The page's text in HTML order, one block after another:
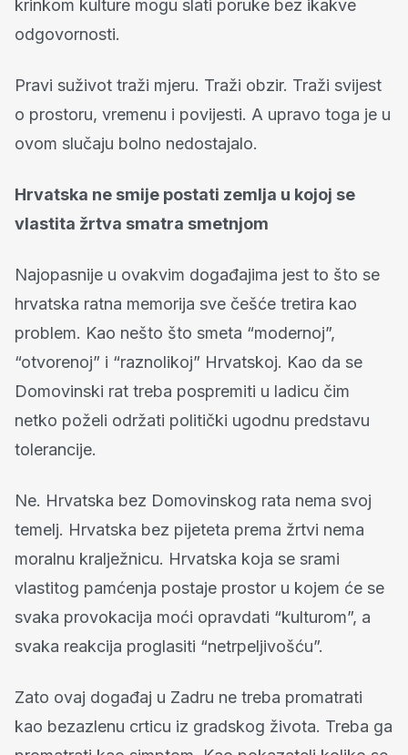
krinkom kulture mogu slati poruke bez ikakve
odgovornosti.
Pravi suživot traži mjeru. Traži obzir. Traži svijest
o prostoru, vremenu i povijesti. A upravo toga je u
ovom slučaju bolno nedostajalo.
Hrvatska ne smije postati zemlja u kojoj se
vlastita žrtva smatra smetnjom
Najopasnije u ovakvim događajima jest to što se
hrvatska ratna memorija sve češće tretira kao
problem. Kao nešto što smeta “modernoj”,
“otvorenoj” i “raznolikoj” Hrvatskoj. Kao da se
Domovinski rat treba pospremiti u ladicu čim
netko poželi održati politički ugodnu predstavu
tolerancije.
Ne. Hrvatska bez Domovinskog rata nema svoj
temelj. Hrvatska bez pijeteta prema žrtvi nema
moralnu kralježnicu. Hrvatska koja se srami
vlastitog pamćenja postaje prostor u kojem će se
svaka provokacija moći opravdati “kulturom”, a
svaka reakcija proglasiti “netrpeljivošću”.
Zato ovaj događaj u Zadru ne treba promatrati
kao bezazlenu crticu iz gradskog života. Treba ga